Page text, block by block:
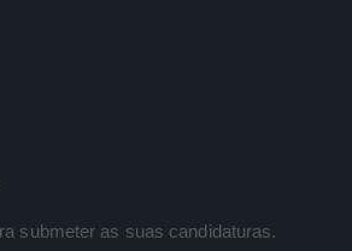
submeter as suas candidaturas.